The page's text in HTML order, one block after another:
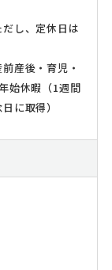
し、定休日は
産後・育児・
始休暇（1週間
に取得）